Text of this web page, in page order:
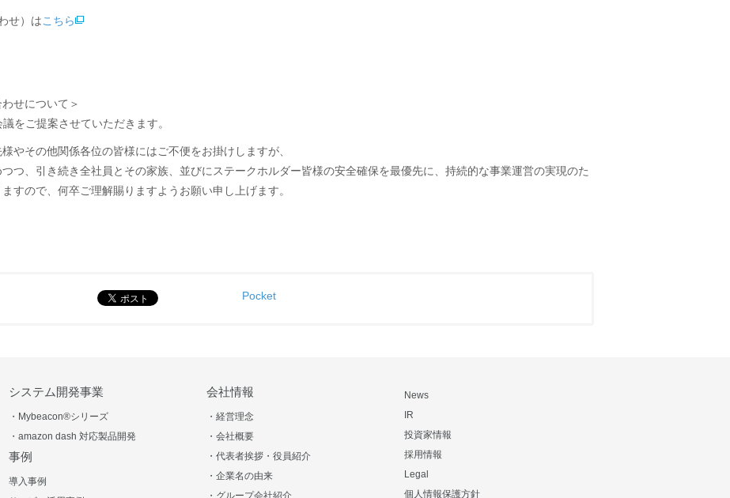
せ）はこちら
せについて＞
をご提案させていただきます。
やその他関係各位の皆様にはご不便をお掛けしますが、
つ、引き続き全社員とその家族、並びにステークホルダー皆様の安全確保を最優先に、持続的な事業運営の実現のた
すので、何卒ご理解賜りますようお願い申し上げます。
Pocket
システム開発事業
・Mybeacon®シリーズ
・amazon dash 対応製品開発
事例
導入事例
会社情報
・経営理念
・会社概要
・代表者挨拶・役員紹介
・企業名の由来
・グループ会社紹介
News
IR
投資家情報
採用情報
Legal
個人情報保護方針